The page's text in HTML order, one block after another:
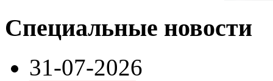
Специальные новости
31-07-2026